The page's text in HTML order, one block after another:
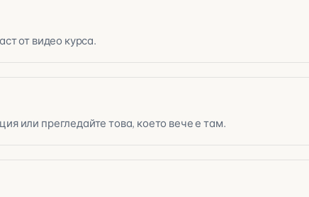
от видео курса.
или прегледайте това, което вече е там.